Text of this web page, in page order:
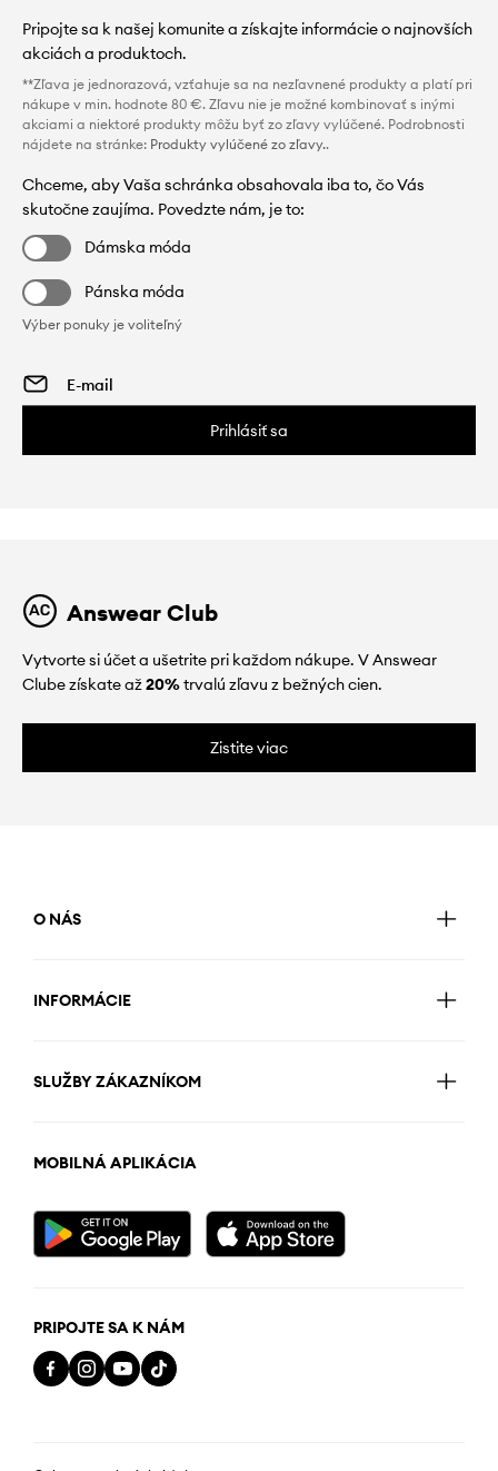
Pripojte sa k našej komunite a získajte informácie o najnovších
akciách a produktoch.
**Zľava je jednorazová, vzťahuje sa na nezľavnené produkty a platí pri
nákupe v min. hodnote 80 €. Zľavu nie je možné kombinovať s inými
akciami a niektoré produkty môžu byť zo zľavy vylúčené. Podrobnosti
nájdete na stránke: Produkty vylúčené zo zľavy..
Chceme, aby Vaša schránka obsahovala iba to, čo Vás
skutočne zaujíma. Povedzte nám, je to:
Dámska móda
Pánska móda
Výber ponuky je voliteľný
Prihlásiť sa
Answear Club
Vytvorte si účet a ušetrite pri každom nákupe. V Answear
Clube získate až20%trvalú zľavu z bežných cien.
Zistite viac
O NÁS
INFORMÁCIE
SLUŽBY ZÁKAZNÍKOM
MOBILNÁ APLIKÁCIA
PRIPOJTE SA K NÁM